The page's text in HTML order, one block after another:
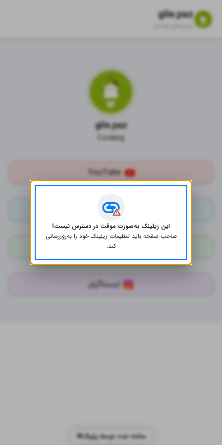
gile.paz
gile.paz
Cooking
YouTube
Telegram
WhatsApp
اینستاگرام
ساخته شده توسط
این زیلینک به‌صورت موقت در دسترس نیست!
صاحب صفحه باید تنظیمات زیلینک خود را به‌روز‌رسانی
کند.